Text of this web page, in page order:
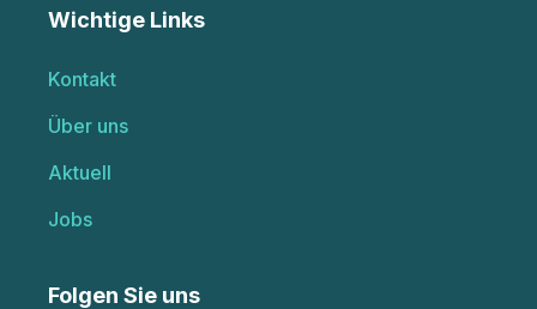
Wichtige Links
Kontakt
Über uns
Aktuell
Jobs
Folgen Sie uns